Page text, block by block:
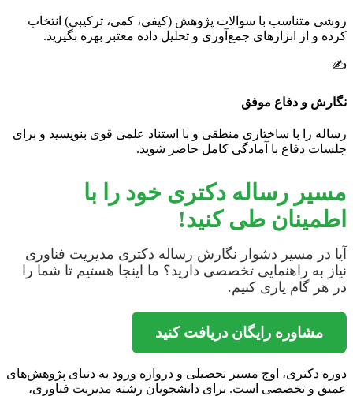
روشی متناسب با سوالات پژوهش (کیفی، کمی، ترکیبی) انتخاب
کرده و از ابزارهای جمع‌آوری و تحلیل داده معتبر بهره بگیرید.
✍️
نگارش و دفاع موفق
رساله را با ساختاری منطقی و با استناد علمی قوی بنویسید و برای
جلسات دفاع با آمادگی کامل حاضر شوید.
مسیر رساله دکتری خود را با
اطمینان طی کنید!
آیا در مسیر دشوار نگارش رساله دکتری مدیریت فناوری
نیاز به راهنمایی تخصصی دارید؟ ما اینجا هستیم تا شما را
در هر گام یاری کنیم.
مشاوره رایگان دریافت کنید
دوره دکتری، اوج مسیر تحصیلی و دروازه ورود به دنیای پژوهش‌های
عمیق و تخصصی است. برای دانشجویان رشته مدیریت فناوری،